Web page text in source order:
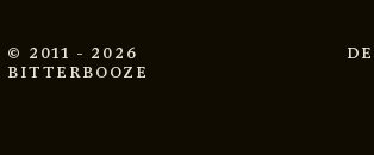
© 2011 - 2026
BITTERBOOZE